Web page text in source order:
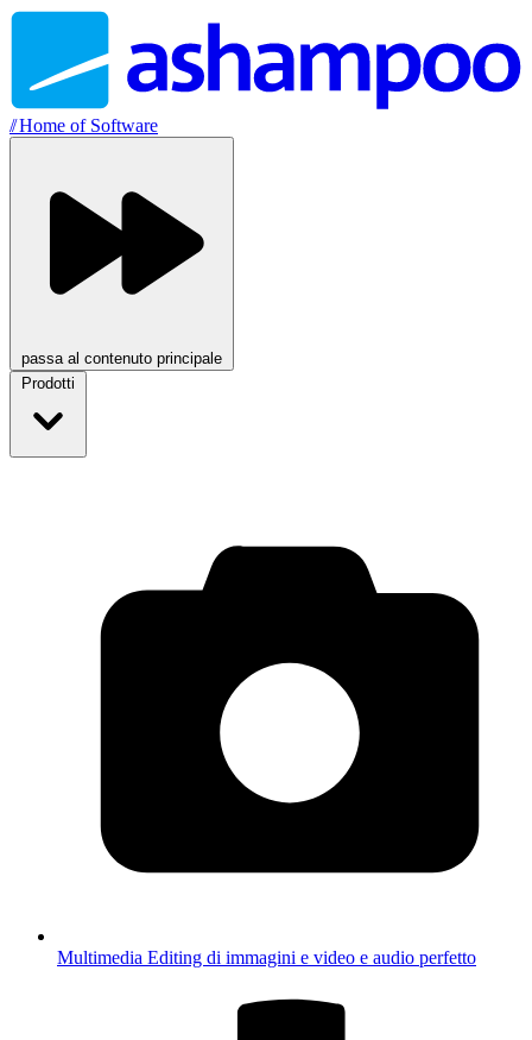
//Home of Software
passa al contenuto principale
Prodotti
Multimedia Editing di immagini e video e audio perfetto